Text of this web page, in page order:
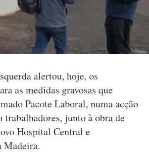
alertou, hoje, os
as medidas gravosas que
Pacote Laboral, numa acção
trabalhadores, junto à obra de
Hospital Central e
Madeira.